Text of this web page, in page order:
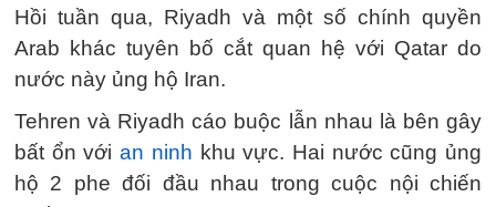
Hồi tuần qua, Riyadh và một số chính quyền
Arab khác tuyên bố cắt quan hệ với Qatar do
nước này ủng hộ Iran.
Tehren và Riyadh cáo buộc lẫn nhau là bên gây
bất ổn vớian ninh khu vực. Hai nước cũng ủng
hộ 2 phe đối đầu nhau trong cuộc nội chiến